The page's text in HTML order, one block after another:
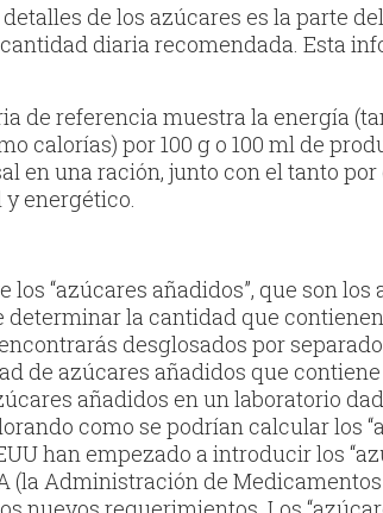
de los azúcares es la parte
diaria recomendada. Esta
de referencia muestra la energía
calorías) por 100 g o 100 ml de
en una ración, junto con el tanto
energético.
“azúcares añadidos”, que son
la cantidad que
desglosados por
de azúcares añadidos que
añadidos en un laboratorio
como se podrían calcular los
han empezado a introducir los
(la Administración de